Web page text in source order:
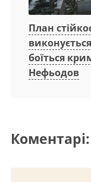
План
боїться
Нефьодов
Коментарі: